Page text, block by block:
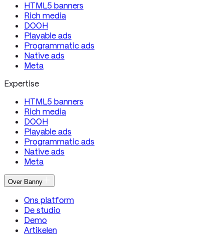
HTML5 banners
Rich media
DOOH
Playable ads
Programmatic ads
Native ads
Meta
Expertise
HTML5 banners
Rich media
DOOH
Playable ads
Programmatic ads
Native ads
Meta
Over Banny
Ons platform
De studio
Demo
Artikelen